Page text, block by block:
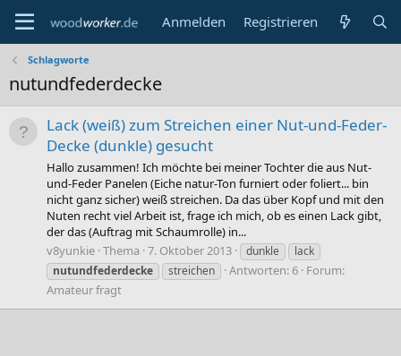
Anmelden Registrieren
Schlagworte
nutundfederdecke
Lack (weiß) zum Streichen einer Nut-und-Feder-
Decke (dunkle) gesucht
Hallo zusammen! Ich möchte bei meiner Tochter die aus Nut-
und-Feder Panelen (Eiche natur-Ton furniert oder foliert... bin
nicht ganz sicher) weiß streichen. Da das über Kopf und mit den
Nuten recht viel Arbeit ist, frage ich mich, ob es einen Lack gibt,
der das (Auftrag mit Schaumrolle) in...
v8yunkie Thema 7. Oktober 2013 dunkle
lack
nutundfederdecke
streichen Antworten: 6 Forum:
Amateur fragt